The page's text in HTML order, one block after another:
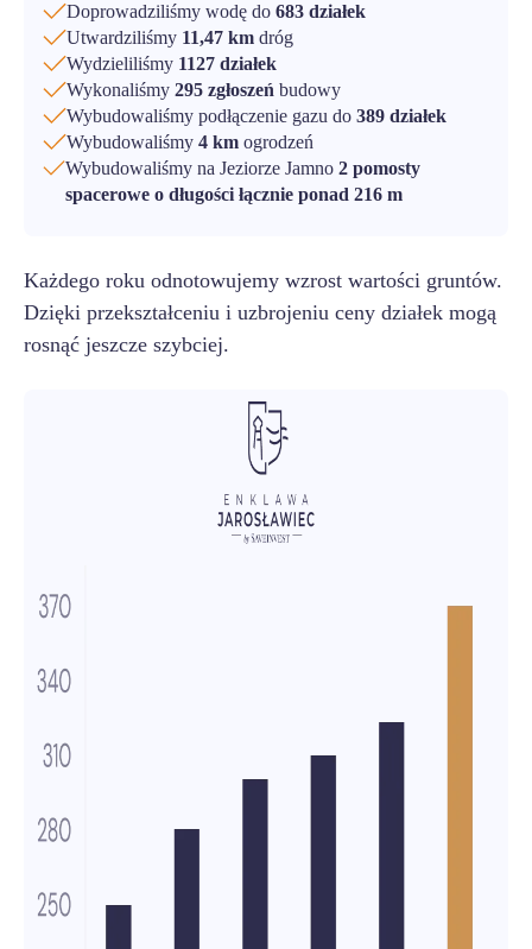
Doprowadziliśmy wodę do 683 działek
Utwardziliśmy 11,47 km dróg
Wydzieliliśmy 1127 działek
Wykonaliśmy 295 zgłoszeń budowy
Wybudowaliśmy podłączenie gazu do 389 działek
Wybudowaliśmy 4 km ogrodzeń
Wybudowaliśmy na Jeziorze Jamno 2 pomosty
spacerowe o długości łącznie ponad 216 m
Każdego roku odnotowujemy wzrost wartości gruntów.
Dzięki przekształceniu i uzbrojeniu ceny działek mogą
rosnąć jeszcze szybciej.